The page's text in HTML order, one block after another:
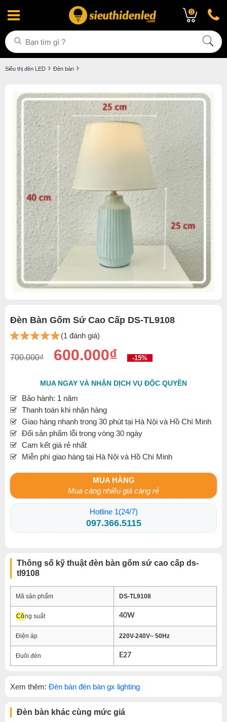
0
Siêu thị đèn LED Đèn bàn
Đèn Bàn Gốm Sứ Cao Cấp DS-TL9108
(1 đánh giá)
700.000₫ 600.000₫ -15%
MUA NGAY VÀ NHẬN DỊCH VỤ ĐỘC QUYỀN
Bảo hành: 1 năm
Thanh toán khi nhận hàng
Giao hàng nhanh trong 30 phút tại Hà Nội và Hồ Chí Minh
Đổi sản phẩm lỗi trong vòng 30 ngày
Cam kết giá rẻ nhất
Miễn phí giao hàng tại Hà Nội và Hồ Chí Minh
MUA HÀNG
Mua càng nhiều giá càng rẻ
Hotline 1(24/7)
097.366.5115
Thông số kỹ thuật đèn bàn gốm sứ cao cấp ds-
tl9108
Mã sản phẩm DS-TL9108
Công suất 40W
Điện áp 220V-240V~ 50Hz
Đuôi đèn E27
Xem thêm: Đèn bàn đèn bàn gx lighting
Đèn bàn khác cùng mức giá